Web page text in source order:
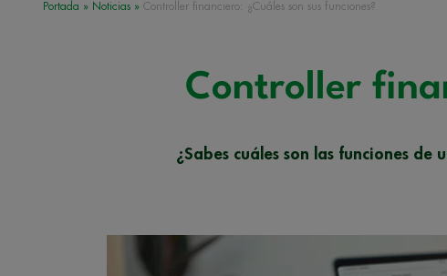
Portada » Noticias » Controller financiero: ¿Cuáles son sus funciones?
Controller
¿Sabes cuáles son las funciones